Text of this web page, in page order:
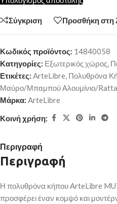
Σύγκριση Προσθήκη στη
Κωδικός προϊόντος: 14840058
Κατηγορίες: Εξωτερικός χώρος,
Ετικέτες: ArteLibre, Πολυθρόνα
Μαύρο/Μπαμπού Αλουμίνιο/
Μάρκα: ArteLibre
Κοινή χρήση:
Περιγραφή
Περιγραφή
Η πολυθρόνα κήπου ArteLibre
προσφέρει έναν κομψό και